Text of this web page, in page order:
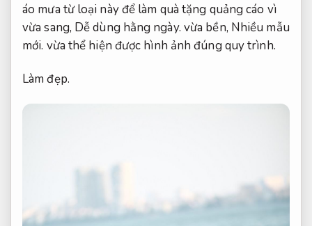
áo mưa từ loại này để làm quà tặng quảng cáo vì
vừa sang, Dễ dùng hằng ngày. vừa bền, Nhiều mẫu
mới. vừa thể hiện được hình ảnh đúng quy trình.
Làm đẹp.